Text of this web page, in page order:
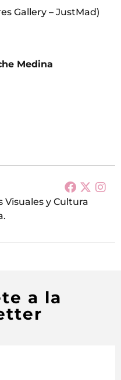
Gallery – JustMad)
Medina
Visuales y Cultura
a la